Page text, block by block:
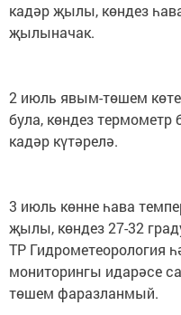
кадәр җылы, көндез
җылыначак.
2 июль явым-төшем
була, көндез термометр
кадәр күтәрелә.
3 июль көнне һава
җылы, көндез 27-32
ТР Гидрометеорология
мониторингы идарәсе
төшем фаразланмый.